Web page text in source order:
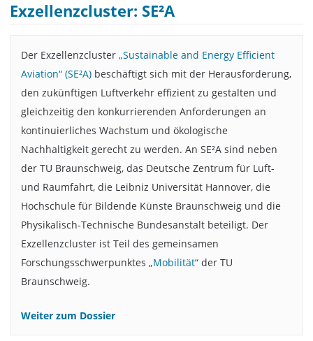
Exzellenzcluster: SE²A
Der Exzellenzcluster „Sustainable and Energy Efficient
Aviation“ (SE²A)beschäftigt sich mit der Herausforderung,
den zukünftigen Luftverkehr effizient zu gestalten und
gleichzeitig den konkurrierenden Anforderungen an
kontinuierliches Wachstum und ökologische
Nachhaltigkeit gerecht zu werden. An SE²A sind neben
der TU Braunschweig, das Deutsche Zentrum für Luft-
und Raumfahrt, die Leibniz Universität Hannover, die
Hochschule für Bildende Künste Braunschweig und die
Physikalisch-Technische Bundesanstalt beteiligt. Der
Exzellenzcluster ist Teil des gemeinsamen
Forschungsschwerpunktes „Mobilität“ der TU
Braunschweig.
Weiter zum Dossier